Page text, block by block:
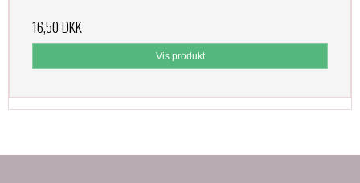
16,50 DKK
Vis produkt